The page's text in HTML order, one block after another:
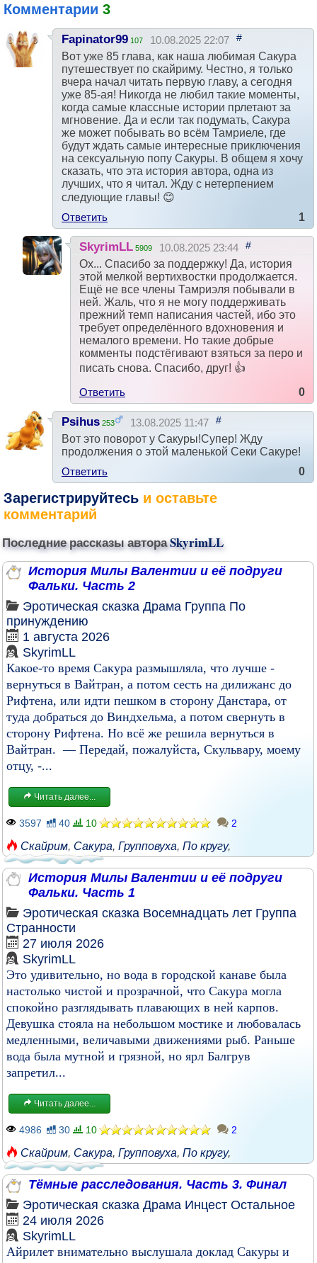
Комментарии 3
Fapinator99 107 10.08.2025 22:07 #
Вот уже 85 глава, как наша любимая Сакура
путешествует по скайриму. Честно, я только
вчера начал читать первую главу, а сегодня
уже 85-ая! Никогда не любил такие моменты,
когда самые классные истории прлетают за
мгновение. Да и если так подумать, Сакура
же может побывать во всём Тамриеле, где
будут ждать самые интересные приключения
на сексуальную попу Сакуры. В общем я хочу
сказать, что эта история автора, одна из
лучших, что я читал. Жду с нетерпением
следующие главы! 😊
Ответить
1
SkyrimLL 5909 10.08.2025 23:44 #
Ох... Спасибо за поддержку! Да, история
этой мелкой вертихвостки продолжается.
Ещё не все члены Тамриэля побывали в
ней. Жаль, что я не могу поддерживать
прежний темп написания частей, ибо это
требует определённого вдохновения и
немалого времени. Но такие добрые
комменты подстёгивают взяться за перо и
писать снова. Спасибо, друг! 👍
Ответить
0
Psihus 253 13.08.2025 11:47 #
Вот это поворот у Сакуры!Супер! Жду
продолжения о этой маленькой Секи Сакуре!
Ответить
0
Зарегистрируйтесь и оставьте
комментарий
Последние рассказы автораSkyrimLL
История Милы Валентии и её подруги
Фальки. Часть 2
Эротическая сказка Драма Группа По
принуждению
1 августа 2026
SkyrimLL
Какое-то время Сакура размышляла, что лучше -
вернуться в Вайтран, а потом сесть на дилижанс до
Рифтена, или идти пешком в сторону Данстара, от
туда добраться до Виндхельма, а потом свернуть в
сторону Рифтена. Но всё же решила вернуться в
Вайтран. — Передай, пожалуйста, Скульвару, моему
отцу, -...
Читать далее...
3597 40 10 2
Скайрим, Сакура, Групповуха, По кругу,
История Милы Валентии и её подруги
Фальки. Часть 1
Эротическая сказка Восемнадцать лет Группа
Странности
27 июля 2026
SkyrimLL
Это удивительно, но вода в городской канаве была
настолько чистой и прозрачной, что Сакура могла
спокойно разглядывать плавающих в ней карпов.
Девушка стояла на небольшом мостике и любовалась
медленными, величавыми движениями рыб. Раньше
вода была мутной и грязной, но ярл Балгрув
запретил...
Читать далее...
4986 30 10 2
Скайрим, Сакура, Групповуха, По кругу,
Тёмные расследования. Часть 3. Финал
Эротическая сказка Драма Инцест Остальное
24 июля 2026
SkyrimLL
Айрилет внимательно выслушала доклад Сакуры и